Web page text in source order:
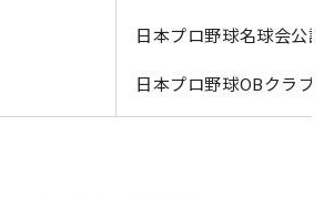
日本プロ野球名球会公認
日本プロ野球OBクラブ